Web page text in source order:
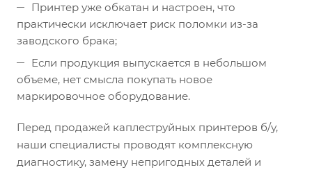
Принтер уже обкатан и настроен, что
практически исключает риск поломки из-за
заводского брака;
Если продукция выпускается в небольшом
объеме, нет смысла покупать новое
маркировочное оборудование.
Перед продажей каплеструйных принтеров б/у,
наши специалисты проводят комплексную
диагностику, замену непригодных деталей и